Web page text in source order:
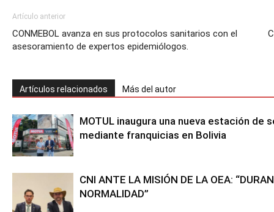
Artículo anterior
CONMEBOL avanza en sus protocolos sanitarios con el
asesoramiento de expertos epidemiólogos.
Artículos relacionados Más del autor
MOTUL inaugura una nueva estación de
mediante franquicias en Bolivia
CNI ANTE LA MISIÓN DE LA OEA:
NORMALIDAD”